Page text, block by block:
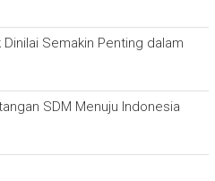
Semakin Penting dalam
SDM Menuju Indonesia